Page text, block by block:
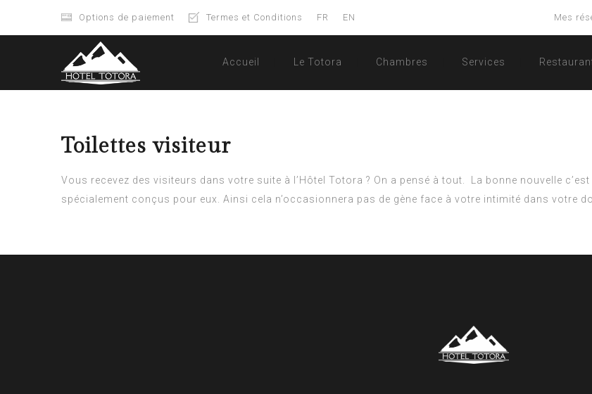
Options de paiement Termes et Conditions FR EN Mes
Accueil Le Totora Chambres Services
Toilettes visiteur
Vous recevez des visiteurs dans votre suite à l’Hôtel Totora ? On a pensé à tout.
La bonne nouvelle
spécialement conçus pour eux. Ainsi cela n’occasionnera pas de gène face à votre intimité dans votre